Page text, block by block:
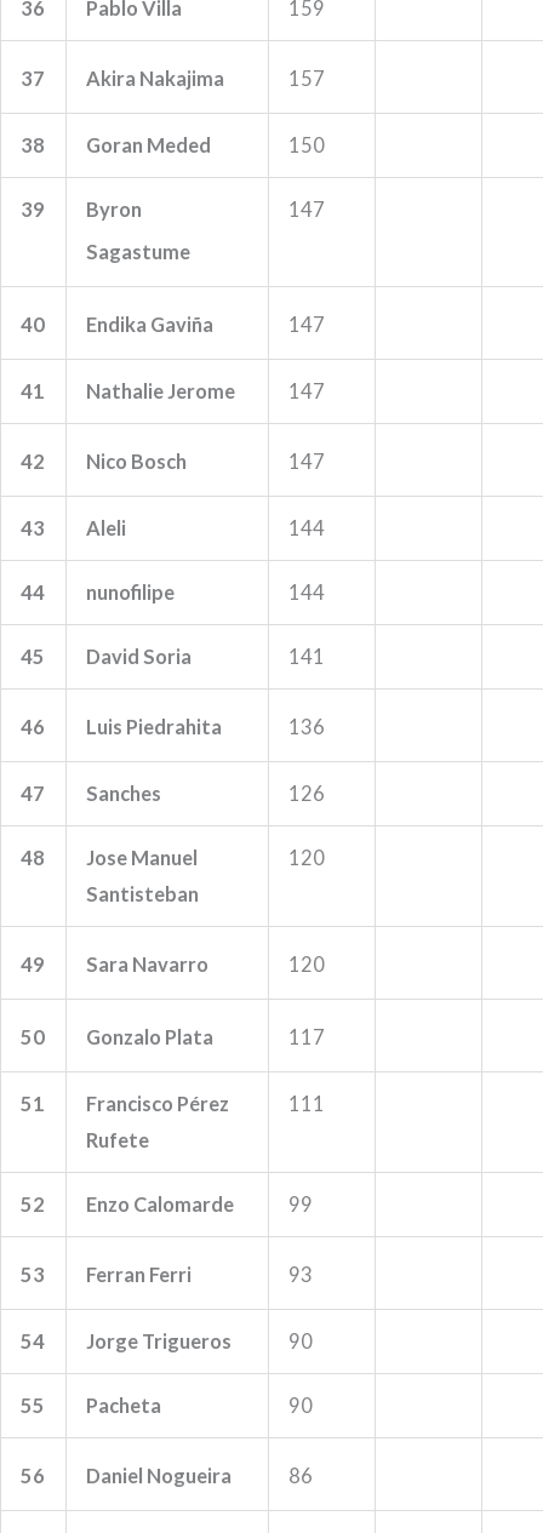
36 Pablo Villa 159
37 Akira Nakajima 157
38 Goran Meded 150
39
Byron
Sagastume
147
40 Endika Gaviña 147
41 Nathalie Jerome 147
42 Nico Bosch 147
43 Aleli 144
44 nunofilipe 144
45 David Soria 141
46 Luis Piedrahita 136
47 Sanches 126
48
Jose Manuel
Santisteban
120
49 Sara Navarro 120
50 Gonzalo Plata 117
51
Francisco Pérez
Rufete
111
52 Enzo Calomarde 99
53 Ferran Ferri 93
54 Jorge Trigueros 90
55 Pacheta 90
56 Daniel Nogueira 86